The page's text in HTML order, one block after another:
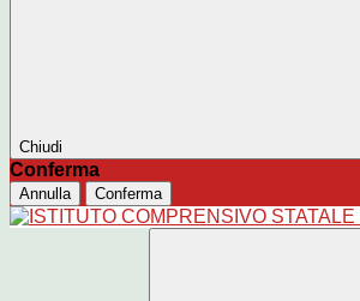
Chiudi
Conferma
Annulla Conferma